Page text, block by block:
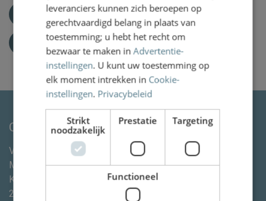
023 8200 695
LinkedIn
Contactgegevens
Van Wassenaer Wytema Letselschade Advocaten &
Mediation
Kleine Houtweg 113
2012CE
leveranciers kunnen zich beroepen op
gerechtvaardigd belang in plaats van
toestemming; u hebt het recht om
bezwaar te maken inAdvertentie-
instellingen. U kunt uw toestemming op
elk moment intrekken in Cookie-
instellingen. Privacybeleid
Strikt
noodzakelijk
Prestatie Targeting
Functioneel